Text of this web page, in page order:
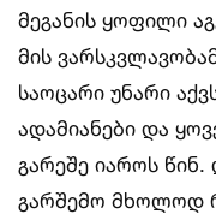
მეგანის ყოფილი
მის
საოცარი უნარი
ადამიანები და
გარეშე იაროს
გარშემო მხოლოდ